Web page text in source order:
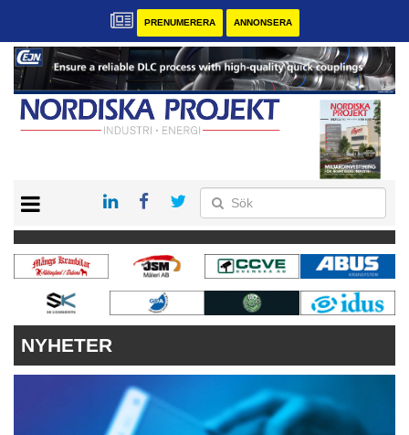
PRENUMERERA ANNONSERA
KONTAKT
VÅRA ANDRA MAGASIN
PRENUMERERA
ANNONSERA
NYHETER